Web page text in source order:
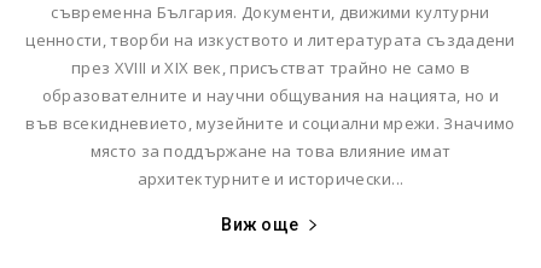
съвременна България. Документи, движими културни
ценности, творби на изкуството и литературата създадени
през XVIII и XIX век, присъстват трайно не само в
образователните и научни общувания на нацията, но и
във всекидневието, музейните и социални мрежи. Значимо
място за поддържане на това влияние имат
архитектурните и исторически...
Виж още